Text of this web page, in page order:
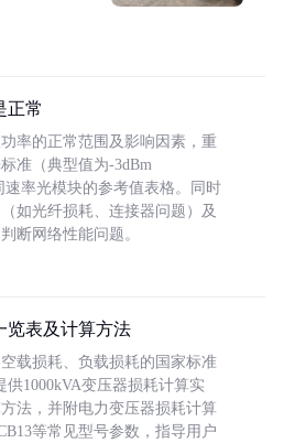
正常
率的正常范围及影响因素，重
准（典型值为-3dBm
速率光模块的参考值表格。同时
如光纤损耗、连接器问题）及
断网络性能问题。
览表及计算方法
载损耗、负载损耗的国家标准
供1000kVA变压器损耗计算实
法，并附电力变压器损耗计算
等常见型号参数，指导用户